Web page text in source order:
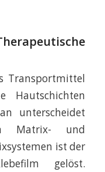
Transportmittel
Hautschichten
unterscheidet
Matrix- und
ist der
gelöst.